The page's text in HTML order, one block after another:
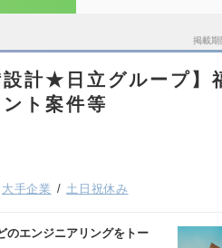
掲載期
計★日立グループ】
ト案件等
大手企業 土日祝休み
のエンジニアリングをトー